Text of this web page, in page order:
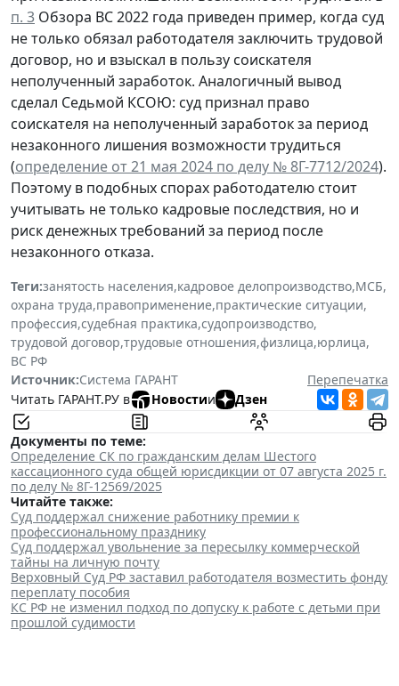
п. 3 Обзора ВС 2022 года приведен пример, когда суд
не только обязал работодателя заключить трудовой
договор, но и взыскал в пользу соискателя
неполученный заработок. Аналогичный вывод
сделал Седьмой КСОЮ: суд признал право
соискателя на неполученный заработок за период
незаконного лишения возможности трудиться
(определение от 21 мая 2024 по делу № 8Г-7712/2024).
Поэтому в подобных спорах работодателю стоит
учитывать не только кадровые последствия, но и
риск денежных требований за период после
незаконного отказа.
Теги:занятость населения,кадровое делопроизводство,МСБ,
охрана труда,правоприменение,практические ситуации,
профессия,судебная практика,судопроизводство,
трудовой договор,трудовые отношения,физлица,юрлица,
ВС РФ
Источник:Система ГАРАНТ
Перепечатка
Читать ГАРАНТ.РУ в
Новостии Дзен
Документы по теме:
Определение СК по гражданским делам Шестого
кассационного суда общей юрисдикции от 07 августа 2025 г.
по делу № 8Г-12569/2025
Читайте также:
Суд поддержал снижение работнику премии к
профессиональному празднику
Суд поддержал увольнение за пересылку коммерческой
тайны на личную почту
Верховный Суд РФ заставил работодателя возместить фонду
переплату пособия
КС РФ не изменил подход по допуску к работе с детьми при
прошлой судимости